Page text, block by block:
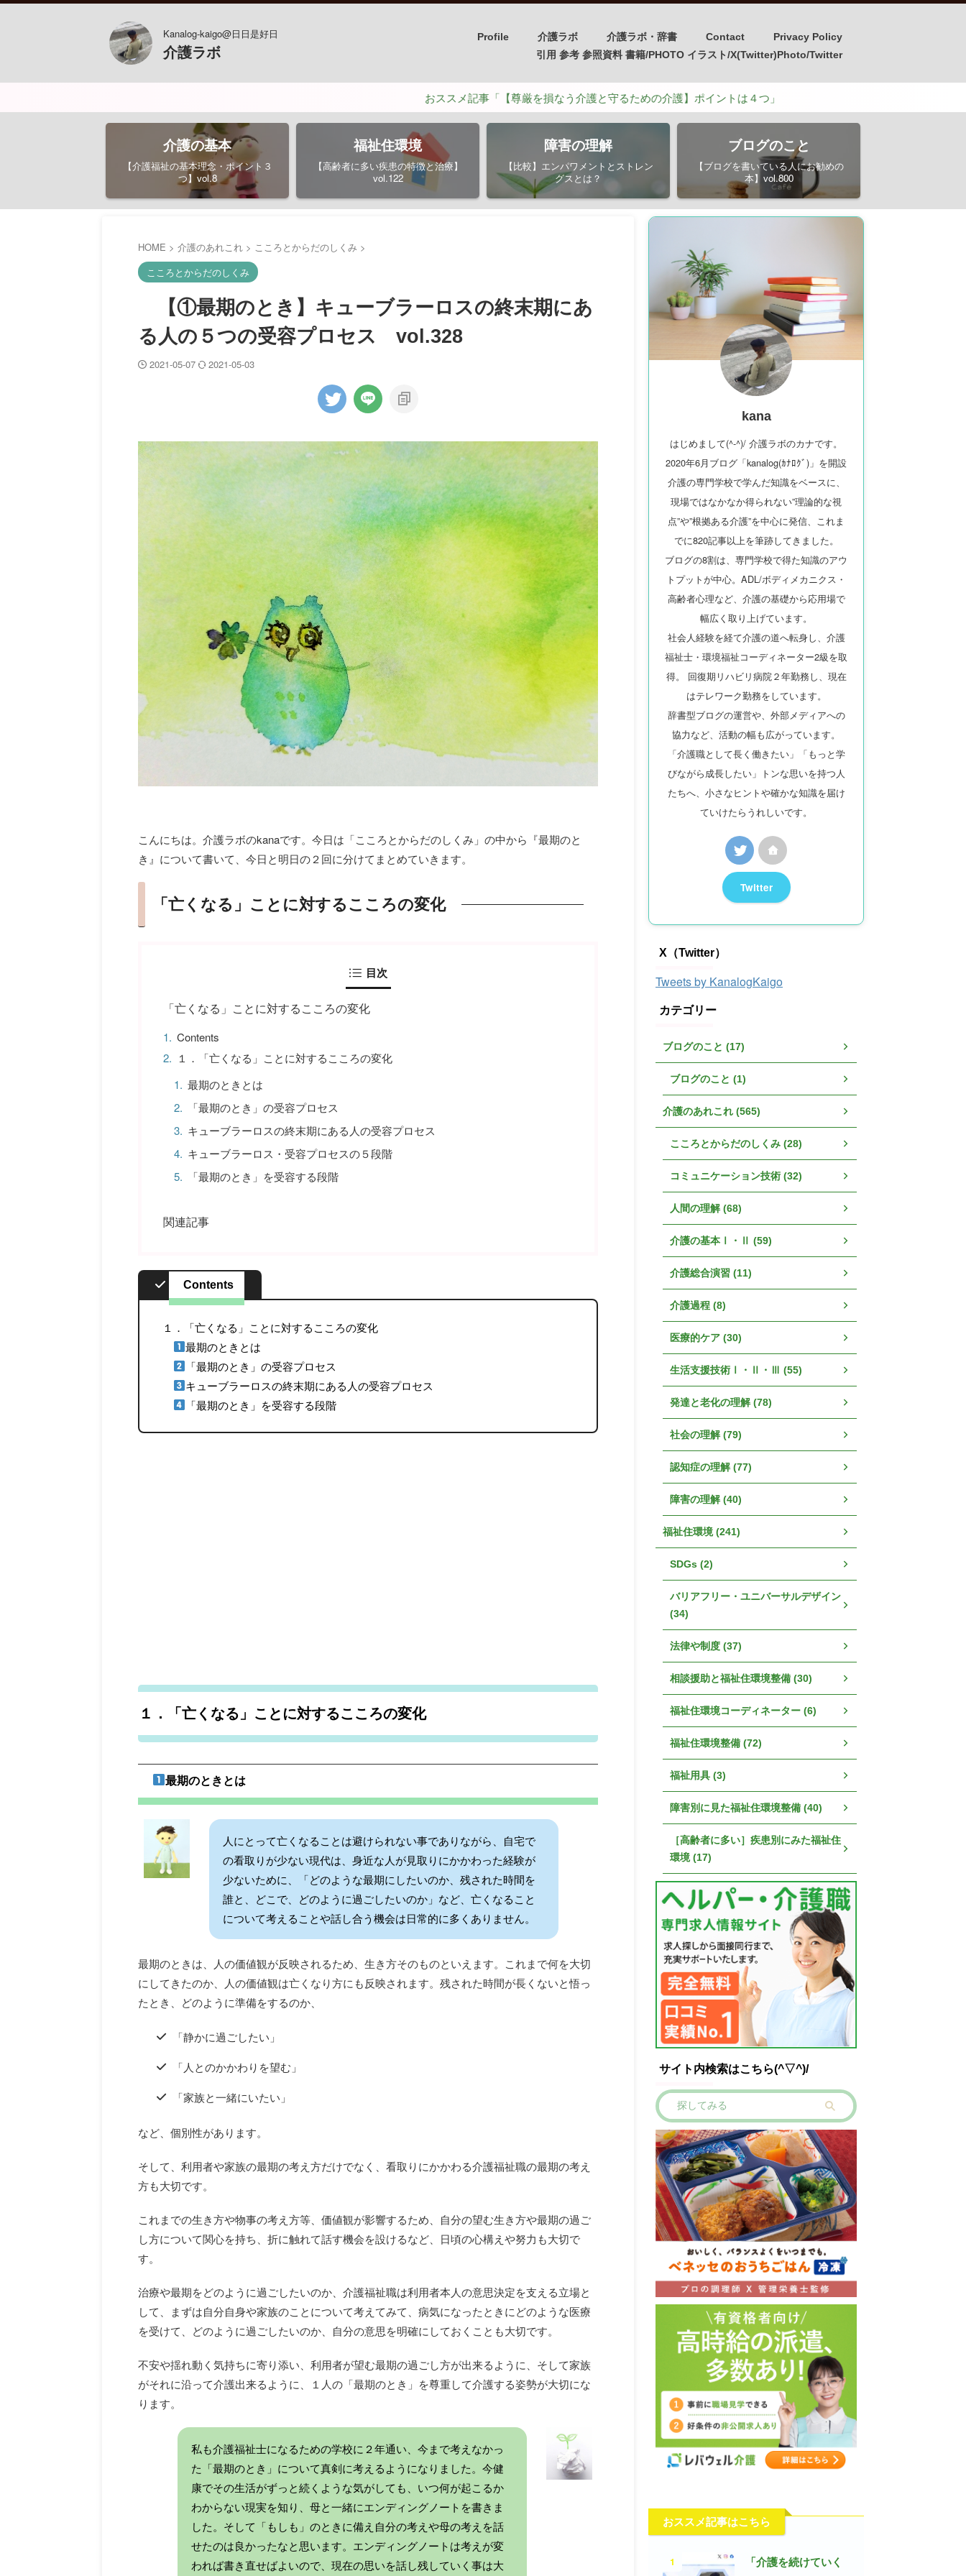
Kanalog-kaigo@日日是好日
介護ラボ
Profile 介護ラボ 介護ラボ・辞書 Contact
Privacy Policy
引用 参考 参照資料 書籍/PHOTO イラスト/X(Twitter)Photo/Twitter
おススメ記事「【尊厳を損なう介護と守るための介護】ポイントは４つ」
介護の基本
【介護福祉の基本理念・ポイント３
つ】vol.8
福祉住環境
【高齢者に多い疾患の特徴と治療】
vol.122
障害の理解
【比較】エンパワメントとストレン
グスとは？
ブログのこと
【ブログを書いている人にお勧めの
本】vol.800
HOME > 介護のあれこれ > こころとからだのしくみ >
こころとからだのしくみ
【①最期のとき】キューブラーロスの終末期にあ
る人の５つの受容プロセス vol.328
2021-05-07 2021-05-03
こんにちは。介護ラボのkanaです。今日は「こころとからだのしくみ」の中から『最期のと
き』について書いて、今日と明日の２回に分けてまとめていきます。
「亡くなる」ことに対するこころの変化
目次
「亡くなる」ことに対するこころの変化
Contents
１．「亡くなる」ことに対するこころの変化
最期のときとは
「最期のとき」の受容プロセス
キューブラーロスの終末期にある人の受容プロセス
キューブラーロス・受容プロセスの５段階
「最期のとき」を受容する段階
関連記事
Contents
１．「亡くなる」ことに対するこころの変化
最期のときとは
「最期のとき」の受容プロセス
キューブラーロスの終末期にある人の受容プロセス
「最期のとき」を受容する段階
１．「亡くなる」ことに対するこころの変化
最期のときとは
人にとって亡くなることは避けられない事でありながら、自宅で
の看取りが少ない現代は、身近な人が見取りにかかわった経験が
少ないために、「どのような最期にしたいのか、残された時間を
誰と、どこで、どのように過ごしたいのか」など、亡くなること
について考えることや話し合う機会は日常的に多くありません。
最期のときは、人の価値観が反映されるため、生き方そのものといえます。これまで何を大切
にしてきたのか、人の価値観は亡くなり方にも反映されます。残された時間が長くないと悟っ
たとき、どのように準備をするのか、
「静かに過ごしたい」
「人とのかかわりを望む」
「家族と一緒にいたい」
など、個別性があります。
そして、利用者や家族の最期の考え方だけでなく、看取りにかかわる介護福祉職の最期の考え
方も大切です。
これまでの生き方や物事の考え方等、価値観が影響するため、自分の望む生き方や最期の過ご
し方について関心を持ち、折に触れて話す機会を設けるなど、日頃の心構えや努力も大切で
す。
治療や最期をどのように過ごしたいのか、介護福祉職は利用者本人の意思決定を支える立場と
して、まずは自分自身や家族のことについて考えてみて、病気になったときにどのような医療
を受けて、どのように過ごしたいのか、自分の意思を明確にしておくことも大切です。
不安や揺れ動く気持ちに寄り添い、利用者が望む最期の過ごし方が出来るように、そして家族
がそれに沿って介護出来るように、１人の「最期のとき」を尊重して介護する姿勢が大切にな
ります。
私も介護福祉士になるための学校に２年通い、今まで考えなかっ
た「最期のとき」について真剣に考えるようになりました。今健
康でその生活がずっと続くような気がしても、いつ何が起こるか
わからない現実を知り、母と一緒にエンディングノートを書きま
した。そして「もしも」のときに備え自分の考えや母の考えを話
せたのは良かったなと思います。エンディングノートは考えが変
われば書き直せばよいので、現在の思いを話し残していく事は大
kana
はじめまして(^-^)/ 介護ラボのカナです。
2020年6月ブログ「kanalog(ｶﾅﾛｸﾞ)」を開設
介護の専門学校で学んだ知識をベースに、
現場ではなかなか得られない”理論的な視
点”や”根拠ある介護”を中心に発信、これま
でに820記事以上を筆跡してきました。
ブログの8割は、専門学校で得た知識のアウ
トプットが中心。ADL/ボディメカニクス・
高齢者心理など、介護の基礎から応用場で
幅広く取り上げています。
社会人経験を経て介護の道へ転身し、介護
福祉士・環境福祉コーディネーター2級を取
得。 回復期リハビリ病院２年勤務し、現在
はテレワーク勤務をしています。
辞書型ブログの運営や、外部メディアへの
協力など、活動の幅も広がっています。
「介護職として長く働きたい」「もっと学
びながら成長したい」トンな思いを持つ人
たちへ、小さなヒントや確かな知識を届け
ていけたらうれしいです。
Twitter
X（Twitter）
Tweets by KanalogKaigo
カテゴリー
ブログのこと (17)
ブログのこと (1)
介護のあれこれ (565)
こころとからだのしくみ (28)
コミュニケーション技術 (32)
人間の理解 (68)
介護の基本Ⅰ・Ⅱ (59)
介護総合演習 (11)
介護過程 (8)
医療的ケア (30)
生活支援技術Ⅰ・Ⅱ・Ⅲ (55)
発達と老化の理解 (78)
社会の理解 (79)
認知症の理解 (77)
障害の理解 (40)
福祉住環境 (241)
SDGs (2)
バリアフリー・ユニバーサルデザイン
(34)
法律や制度 (37)
相談援助と福祉住環境整備 (30)
福祉住環境コーディネーター (6)
福祉住環境整備 (72)
福祉用具 (3)
障害別に見た福祉住環境整備 (40)
［高齢者に多い］疾患別にみた福祉住
環境 (17)
サイト内検索はこちら(^▽^)/
おススメ記事はこちら
1
「介護を続けていく